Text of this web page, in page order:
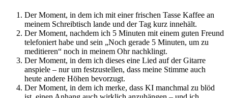
Der Moment, in dem ich mit einer frischen Tasse Kaffee an
meinem Schreibtisch lande und der Tag kurz innehält.
Der Moment, nachdem ich 5 Minuten mit einem guten Freund
telefoniert habe und sein „Noch gerade 5 Minuten, um zu
meditieren“ noch in meinem Ohr nachklingt.
Der Moment, in dem ich dieses eine Lied auf der Gitarre
anspiele – nur um festzustellen, dass meine Stimme auch
heute andere Höhen bevorzugt.
Der Moment, in dem ich merke, dass KI manchmal zu blöd